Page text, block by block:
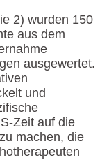
2) wurden 150
aus dem
ausgewertet.
und
Zeit auf die
machen, die